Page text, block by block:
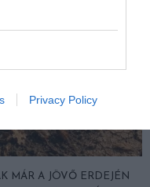
Privacy Policy
MÁR A JÖVŐ ERDEJÉN